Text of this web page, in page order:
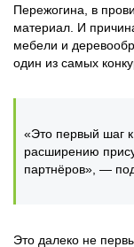
Пережогина, в
материал. И
мебели и
один из самых
«Это первый шаг
расширению
партнёров», —
Это далеко не